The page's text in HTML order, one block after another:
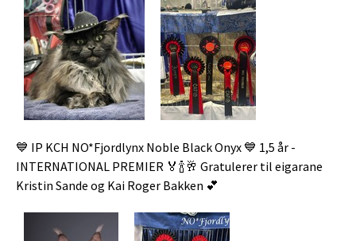
💙 IP KCH NO*Fjordlynx Noble Black Onyx 💙 1,5 år -
INTERNATIONAL PREMIER 🏅🍾🥂 Gratulerer til eigarane
Kristin Sande og Kai Roger Bakken 💕